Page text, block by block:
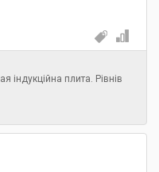
індукційна плита. Рівнів